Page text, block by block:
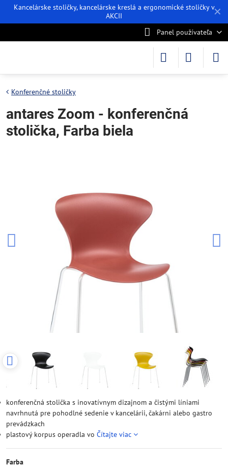
✕
Kancelárske stoličky, kancelárske kreslá a ergonomické stoličky v
AKCII
Panel používateľa
Konferenčné stoličky
antares Zoom - konferenčná
stolička, Farba biela
konferenčná stolička s inovatívnym dizajnom a čistými líniami
navrhnutá pre pohodlné sedenie v kancelárii, čakárni alebo gastro
prevádzkach
plastový korpus operadla vo Čítajte viac
Farba